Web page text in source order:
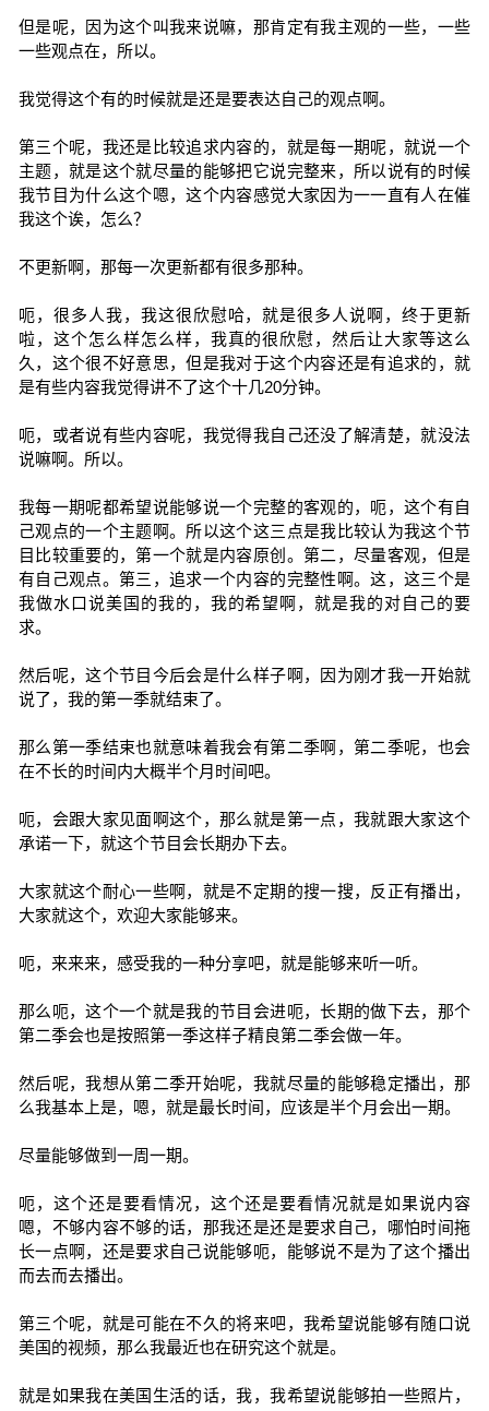
但是呢，因为这个叫我来说嘛，那肯定有我主观的一些，一些
一些观点在，所以。
我觉得这个有的时候就是还是要表达自己的观点啊。
第三个呢，我还是比较追求内容的，就是每一期呢，就说一个
主题，就是这个就尽量的能够把它说完整来，所以说有的时候
我节目为什么这个嗯，这个内容感觉大家因为一一直有人在催
我这个诶，怎么？
不更新啊，那每一次更新都有很多那种。
呃，很多人我，我这很欣慰哈，就是很多人说啊，终于更新
啦，这个怎么样怎么样，我真的很欣慰，然后让大家等这么
久，这个很不好意思，但是我对于这个内容还是有追求的，就
是有些内容我觉得讲不了这个十几20分钟。
呃，或者说有些内容呢，我觉得我自己还没了解清楚，就没法
说嘛啊。所以。
我每一期呢都希望说能够说一个完整的客观的，呃，这个有自
己观点的一个主题啊。所以这个这三点是我比较认为我这个节
目比较重要的，第一个就是内容原创。第二，尽量客观，但是
有自己观点。第三，追求一个内容的完整性啊。这，这三个是
我做水口说美国的我的，我的希望啊，就是我的对自己的要
求。
然后呢，这个节目今后会是什么样子啊，因为刚才我一开始就
说了，我的第一季就结束了。
那么第一季结束也就意味着我会有第二季啊，第二季呢，也会
在不长的时间内大概半个月时间吧。
呃，会跟大家见面啊这个，那么就是第一点，我就跟大家这个
承诺一下，就这个节目会长期办下去。
大家就这个耐心一些啊，就是不定期的搜一搜，反正有播出，
大家就这个，欢迎大家能够来。
呃，来来来，感受我的一种分享吧，就是能够来听一听。
那么呃，这个一个就是我的节目会进呃，长期的做下去，那个
第二季会也是按照第一季这样子精良第二季会做一年。
然后呢，我想从第二季开始呢，我就尽量的能够稳定播出，那
么我基本上是，嗯，就是最长时间，应该是半个月会出一期。
尽量能够做到一周一期。
呃，这个还是要看情况，这个还是要看情况就是如果说内容
嗯，不够内容不够的话，那我还是还是要求自己，哪怕时间拖
长一点啊，还是要求自己说能够呃，能够说不是为了这个播出
而去而去播出。
第三个呢，就是可能在不久的将来吧，我希望说能够有随口说
美国的视频，那么我最近也在研究这个就是。
就是如果我在美国生活的话，我，我希望说能够拍一些照片，